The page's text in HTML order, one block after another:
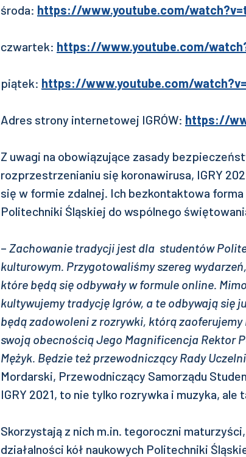
środa: https://www.youtube.com/
czwartek: https://www.youtube.com/
piątek: https://www.youtube.com/
Adres strony internetowej IGRÓW: https://
Z uwagi na obowiązujące zasady
rozprzestrzenianiu się koronawirusa, IGRY
się w formie zdalnej. Ich bezkontaktowa
Politechniki Śląskiej do wspólnego
– Zachowanie tradycji jest dla studentów
kulturowym. Przygotowaliśmy szereg
które będą się odbywały w formule online.
kultywujemy tradycję Igrów, a te odbywają się
będą zadowoleni z rozrywki, którą
swoją obecnością Jego Magnificencja Rektor
Mężyk. Będzie też przewodniczący Rady
Mordarski, Przewodniczący Samorządu
IGRY 2021, to nie tylko rozrywka i muzyka, ale
Skorzystają z nich m.in. tegoroczni
działalności kół naukowych Politechniki